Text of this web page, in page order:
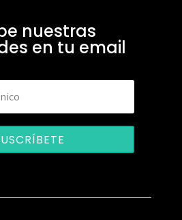
nuestras
en tu email